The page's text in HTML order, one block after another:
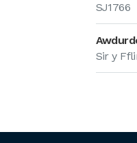
SJ1766
Sir y